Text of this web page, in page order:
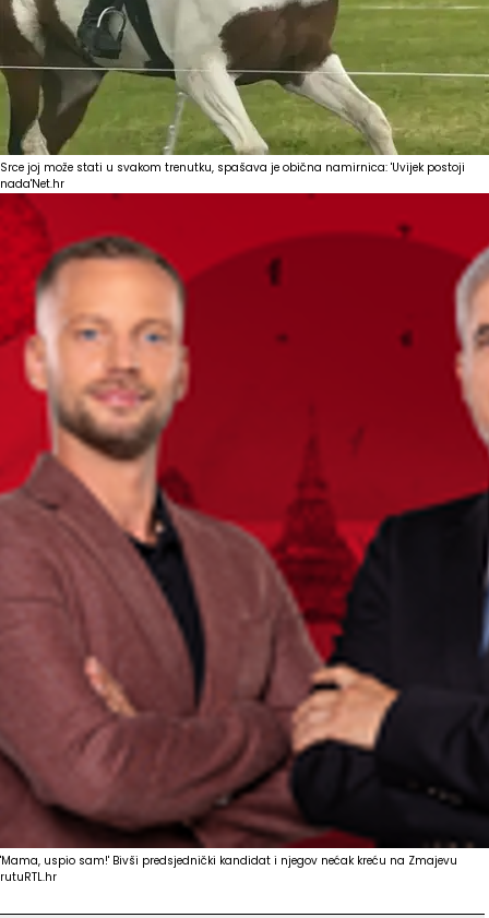
Srce joj može stati u svakom trenutku, spašava je obična namirnica: 'Uvijek postoji
nada'Net.hr
'Mama, uspio sam!' Bivši predsjednički kandidat i njegov nećak kreću na Zmajevu
rutuRTL.hr